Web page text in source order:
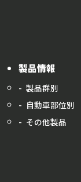
製品情報
製品群別
自動車部位別
その他製品